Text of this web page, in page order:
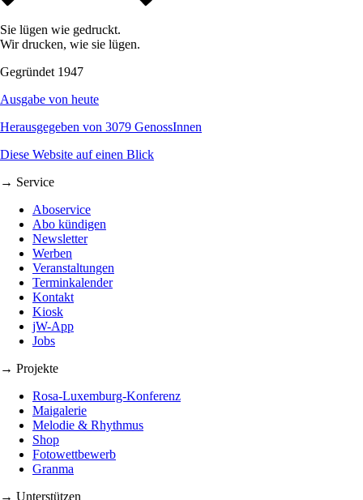
Sie lügen wie gedruckt.
Wir drucken, wie sie lügen.
Gegründet 1947
Ausgabe von heute
Herausgegeben von 3079 GenossInnen
Diese Website auf einen Blick
→ Service
Aboservice
Abo kündigen
Newsletter
Werben
Veranstaltungen
Terminkalender
Kontakt
Kiosk
jW-App
Jobs
→ Projekte
Rosa-Luxemburg-Konferenz
Maigalerie
Melodie & Rhythmus
Shop
Fotowettbewerb
Granma
→ Unterstützen